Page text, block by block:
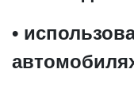
•